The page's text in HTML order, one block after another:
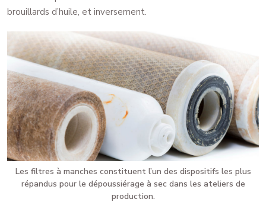
brouillards d’huile, et inversement.
Les filtres à manches constituent l’un des dispositifs les plus
répandus pour le dépoussiérage à sec dans les ateliers de
production.